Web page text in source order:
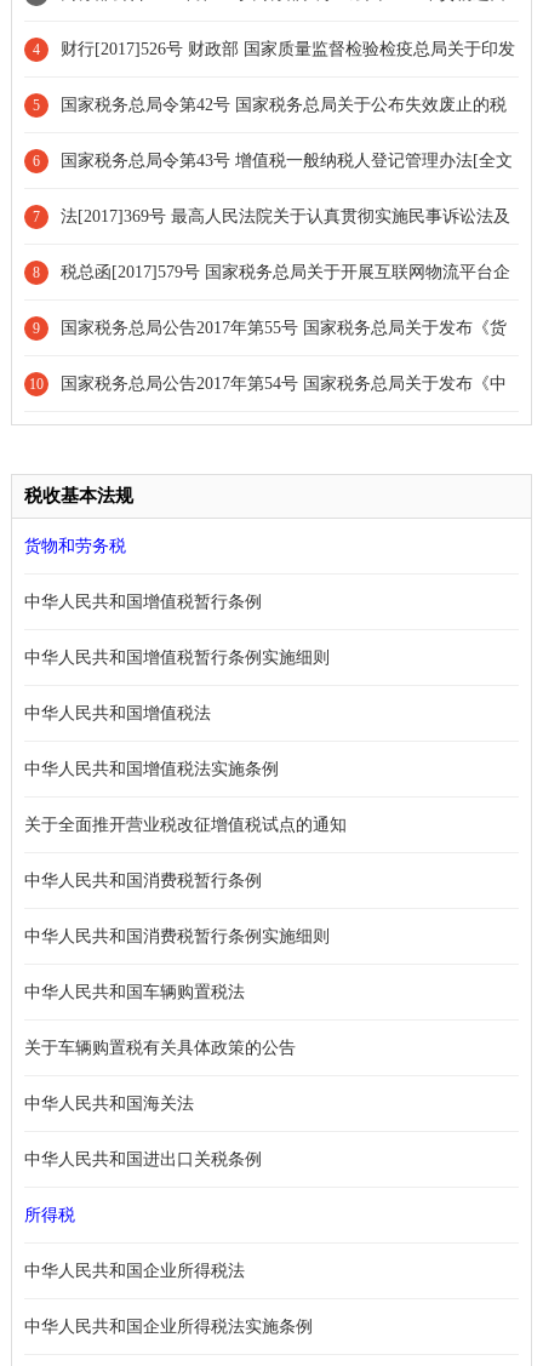
许可证发证目录》的公告
4 财行[2017]526号 财政部 国家质量监督检验检疫总局关于印发
《国家棉花公证检验经费管理办法》的通知[全文废止]
5 国家税务总局令第42号 国家税务总局关于公布失效废止的税
务部门规章和税收规范性文件目录的决定
6 国家税务总局令第43号 增值税一般纳税人登记管理办法[全文
废止]
7 法[2017]369号 最高人民法院关于认真贯彻实施民事诉讼法及
相关司法解释有关规定的通知
8 税总函[2017]579号 国家税务总局关于开展互联网物流平台企
业代开增值税专用发票试点工作的通知[全文废止]
9 国家税务总局公告2017年第55号 国家税务总局关于发布《货
物运输业小规模纳税人申请代开增值税专用发票管理办法》的公告
10 国家税务总局公告2017年第54号 国家税务总局关于发布《中
公告[部分废止]
税收基本法规
货物和劳务税
中华人民共和国增值税暂行条例
中华人民共和国增值税暂行条例实施细则
中华人民共和国增值税法
中华人民共和国增值税法实施条例
关于全面推开营业税改征增值税试点的通知
中华人民共和国消费税暂行条例
中华人民共和国消费税暂行条例实施细则
中华人民共和国车辆购置税法
关于车辆购置税有关具体政策的公告
中华人民共和国海关法
中华人民共和国进出口关税条例
所得税
中华人民共和国企业所得税法
中华人民共和国企业所得税法实施条例